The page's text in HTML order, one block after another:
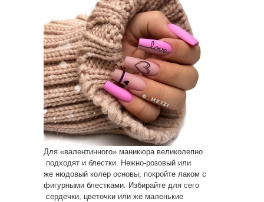
Для «валентинного» маникюра великолепно
подходят и блестки. Нежно-розовый или
же нюдовый колер основы, покройте лаком с
фигурными блестками. Избирайте для сего
сердечки, цветочки или же маленькие